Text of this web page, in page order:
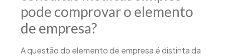
pode comprovar o elemento
de empresa?
A questão do elemento de empresa é distinta da